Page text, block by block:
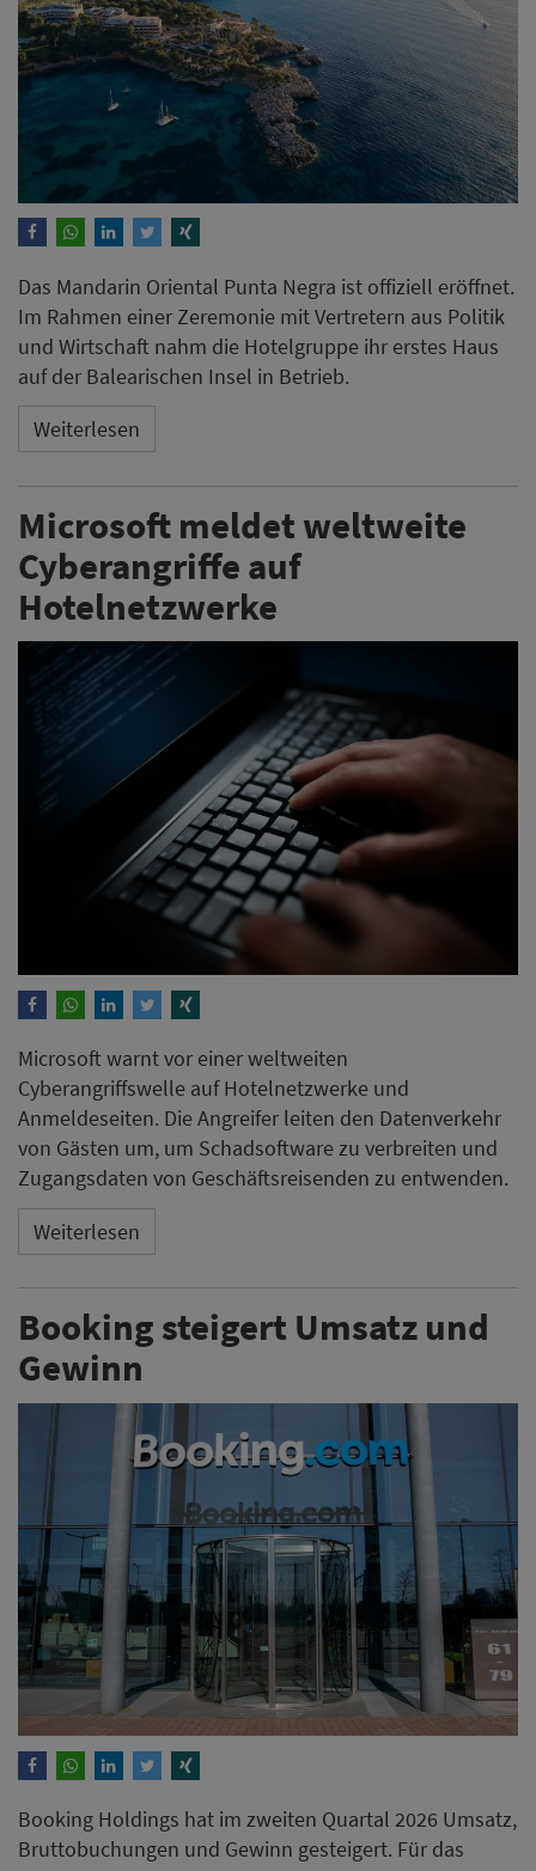
Das Mandarin Oriental Punta Negra ist offiziell eröffnet.
Im Rahmen einer Zeremonie mit Vertretern aus Politik
und Wirtschaft nahm die Hotelgruppe ihr erstes Haus
auf der Balearischen Insel in Betrieb.
Weiterlesen
Microsoft meldet weltweite
Cyberangriffe auf
Hotelnetzwerke
Microsoft warnt vor einer weltweiten
Cyberangriffswelle auf Hotelnetzwerke und
Anmeldeseiten. Die Angreifer leiten den Datenverkehr
von Gästen um, um Schadsoftware zu verbreiten und
Zugangsdaten von Geschäftsreisenden zu entwenden.
Weiterlesen
Booking steigert Umsatz und
Gewinn
Booking Holdings hat im zweiten Quartal 2026 Umsatz,
Bruttobuchungen und Gewinn gesteigert. Für das